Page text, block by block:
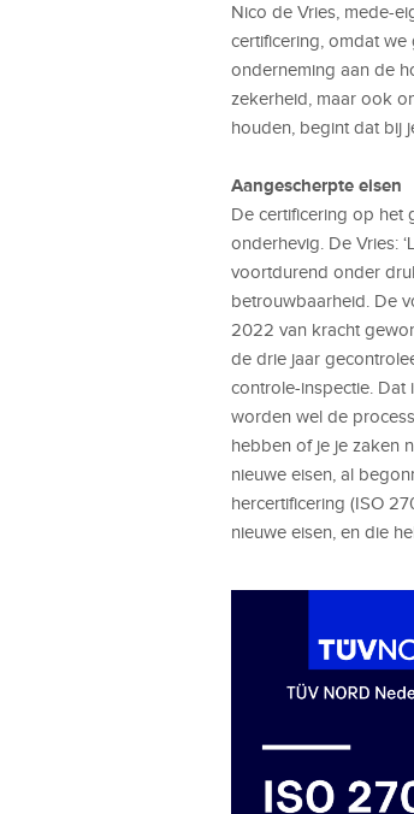
Nico de Vries, mede-
certificering, omdat
onderneming aan de
zekerheid, maar ook
houden, begint dat bij
Aangescherpte eisen
De certificering op het
onderhevig. De Vries:
voortdurend onder
betrouwbaarheid. De
2022 van kracht
de drie jaar
controle-inspectie. Dat
worden wel de
hebben of je je zaken
nieuwe eisen, al
hercertificering (ISO
nieuwe eisen, en die